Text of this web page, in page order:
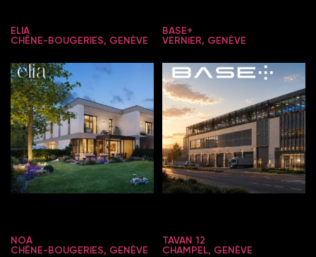
ELIA
CHÊNE-BOUGERIES, GENÈVE
BASE+
VERNIER, GENÈVE
NOA
CHÊNE-BOUGERIES, GENÈVE
TAVAN 12
CHAMPEL, GENÈVE